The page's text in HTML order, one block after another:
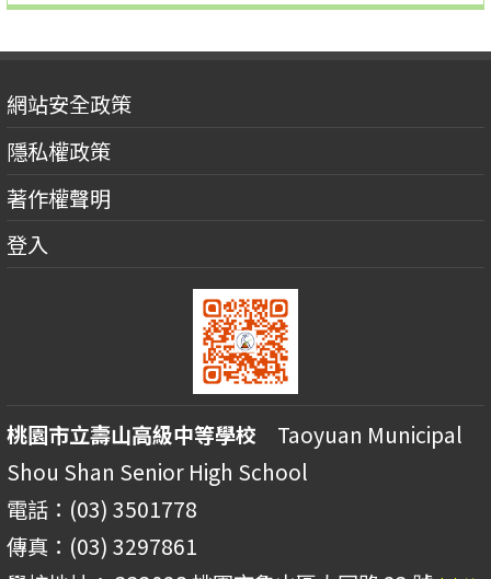
網站安全政策
隱私權政策
著作權聲明
登入
桃園市立壽山高級中等學校 Taoyuan Municipal
Shou Shan Senior High School
電話：(03) 3501778
傳真：(03) 3297861